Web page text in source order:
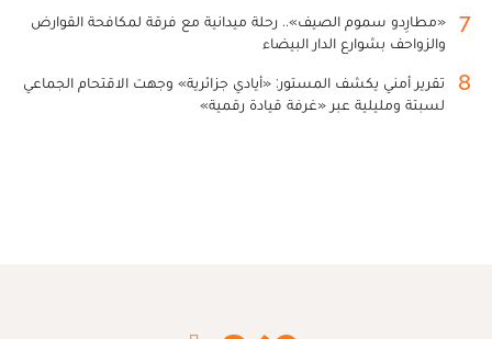
7
«مطارِدو سموم الصيف».. رحلة ميدانية مع فرقة لمكافحة القوارض
والزواحف بشوارع الدار البيضاء
8
تقرير أمني يكشف المستور: «أيادي جزائرية» وجهت الاقتحام الجماعي
لسبتة ومليلية عبر «غرفة قيادة رقمية»